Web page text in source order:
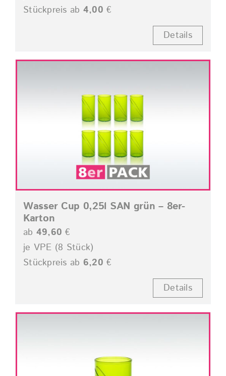
Stückpreis ab 4,00 €
Details
Wasser Cup 0,25l SAN grün – 8er-
Karton
ab 49,60 €
je VPE (8 Stück)
Stückpreis ab 6,20 €
Details